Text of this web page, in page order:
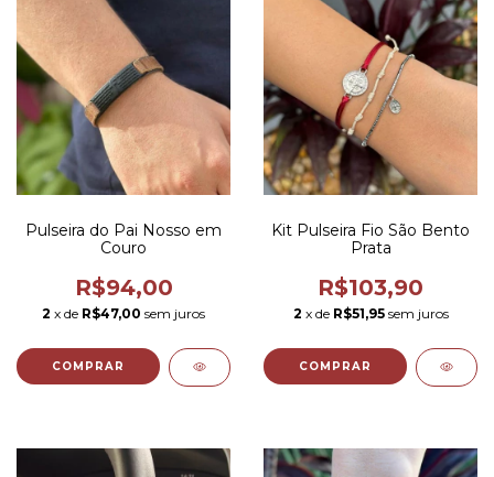
Pulseira do Pai Nosso em
Couro
R$94,00
2 x de R$47,00 sem juros
COMPRAR
Kit Pulseira Fio São Bento
Prata
R$103,90
2 x de R$51,95 sem juros
COMPRAR